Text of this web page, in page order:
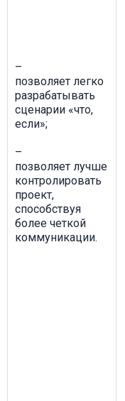
–
позволяет легко
разрабатывать
сценарии «что,
если»;
–
позволяет лучше
контролировать
проект,
способствуя
более четкой
коммуникации.